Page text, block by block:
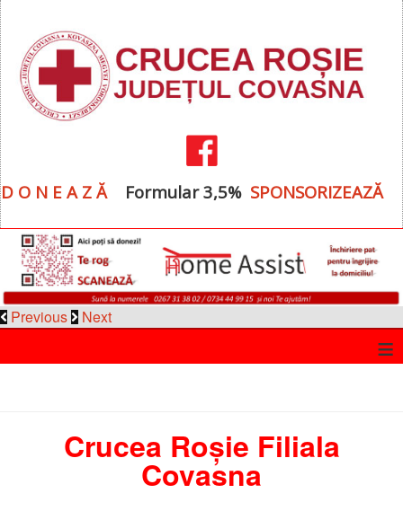
D O N E A Z Ă Formular 3,5% SPONSORIZEAZĂ
Previous Next
≡
Crucea Roșie Filiala
Covasna